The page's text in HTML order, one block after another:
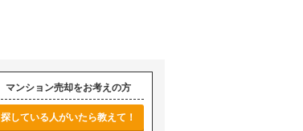
マンション売却をお考えの方
探している人がいたら教えて！